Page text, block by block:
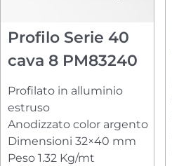
Profilo Serie 40
cava 8 PM83240
Profilato in alluminio
estruso
Anodizzato color argento
Dimensioni 32×40 mm
Peso 1.32 Kg/mt